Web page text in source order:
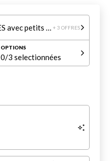
CABANE FRAMBOISES avec petits déjeuners + 3 OFFRES
OPTIONS
0/3 selectionnées